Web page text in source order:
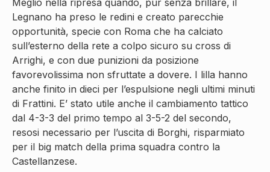
Legnano ha preso le redini e creato parecchie
opportunità, specie con Roma che ha calciato
sull’esterno della rete a colpo sicuro su cross di
Arrighi, e con due punizioni da posizione
favorevolissima non sfruttate a dovere. I lilla hanno
anche finito in dieci per l’espulsione negli ultimi minuti
di Frattini. E’ stato utile anche il cambiamento tattico
dal 4-3-3 del primo tempo al 3-5-2 del secondo,
resosi necessario per l’uscita di Borghi, risparmiato
per il big match della prima squadra contro la
Castellanzese.